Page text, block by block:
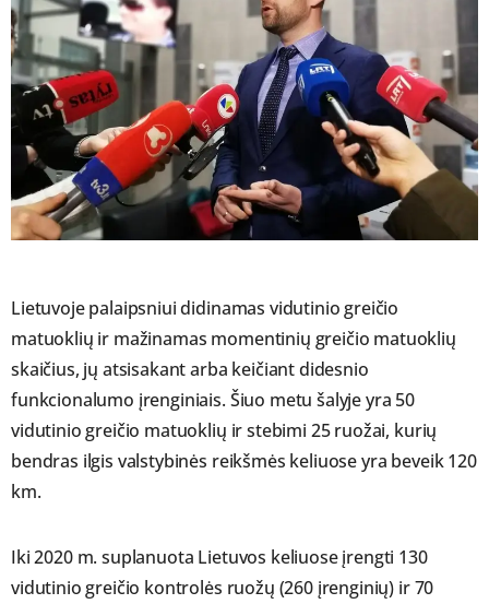
Lietuvoje palaipsniui didinamas vidutinio greičio
matuoklių ir mažinamas momentinių greičio matuoklių
skaičius, jų atsisakant arba keičiant didesnio
funkcionalumo įrenginiais. Šiuo metu šalyje yra 50
vidutinio greičio matuoklių ir stebimi 25 ruožai, kurių
bendras ilgis valstybinės reikšmės keliuose yra beveik 120
km.
Iki 2020 m. suplanuota Lietuvos keliuose įrengti 130
vidutinio greičio kontrolės ruožų (260 įrenginių) ir 70